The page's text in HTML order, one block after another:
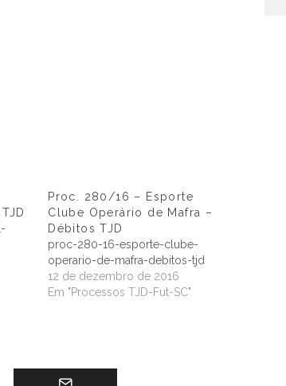
Proc. 280/16 – Esporte
Clube Operário de Mafra –
Débitos TJD
proc-280-16-esporte-clube-
operario-de-mafra-debitos-tjd
12 de dezembro de 2016
Em "Processos TJD-Fut-SC"